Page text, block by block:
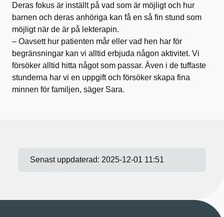
Deras fokus är inställt på vad som är möjligt och hur
barnen och deras anhöriga kan få en så fin stund som
möjligt när de är på lekterapin.
– Oavsett hur patienten mår eller vad hen har för
begränsningar kan vi alltid erbjuda någon aktivitet. Vi
försöker alltid hitta något som passar. Även i de tuffaste
stunderna har vi en uppgift och försöker skapa fina
minnen för familjen, säger Sara.
Senast uppdaterad: 2025-12-01 11:51